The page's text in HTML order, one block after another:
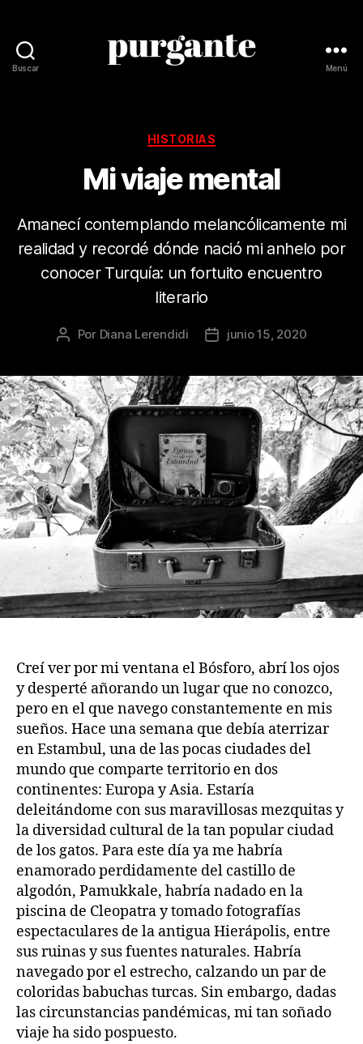
Buscar Menú
Categorías
HISTORIAS
Mi viaje mental
Amanecí contemplando melancólicamente mi
realidad y recordé dónde nació mi anhelo por
conocer Turquía: un fortuito encuentro
literario
Autor
publicación
Por Diana Lerendidi
Fecha
publicación
junio 15, 2020
Creí ver por mi ventana el Bósforo, abrí los ojos
y desperté añorando un lugar que no conozco,
pero en el que navego constantemente en mis
sueños. Hace una semana que debía aterrizar
en Estambul, una de las pocas ciudades del
mundo que comparte territorio en dos
continentes: Europa y Asia. Estaría
deleitándome con sus maravillosas mezquitas y
la diversidad cultural de la tan popular ciudad
de los gatos. Para este día ya me habría
enamorado perdidamente del castillo de
algodón, Pamukkale, habría nadado en la
piscina de Cleopatra y tomado fotografías
espectaculares de la antigua Hierápolis, entre
sus ruinas y sus fuentes naturales. Habría
navegado por el estrecho, calzando un par de
coloridas babuchas turcas. Sin embargo, dadas
las circunstancias pandémicas, mi tan soñado
viaje ha sido pospuesto.